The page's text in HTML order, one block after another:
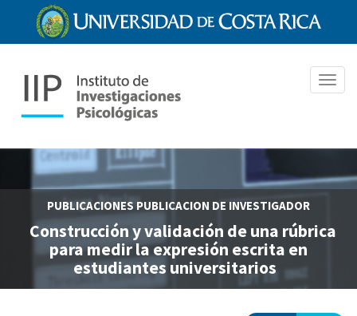
contenido
PUBLICACIONES PUBLICACION DE INVESTIGADOR
Construcción y validación de una rúbrica
para medir la expresión escrita en
estudiantes universitarios